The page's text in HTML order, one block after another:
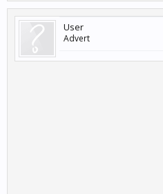
User
Advert